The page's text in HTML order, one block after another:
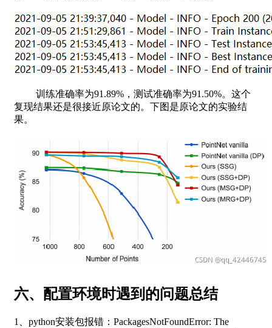
训练准确率为91.89%，测试准确率为91.50%。这个
复现结果还是很接近原论文的。下图是原论文的实验结
果。
六、配置环境时遇到的问题总结
1、python安装包报错：PackagesNotFoundError: The